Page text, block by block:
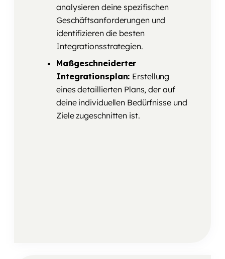
analysieren deine spezifischen
Geschäftsanforderungen und
identifizieren die besten
Integrationsstrategien.
Maßgeschneiderter
Integrationsplan: Erstellung
eines detaillierten Plans, der auf
deine individuellen Bedürfnisse und
Ziele zugeschnitten ist.